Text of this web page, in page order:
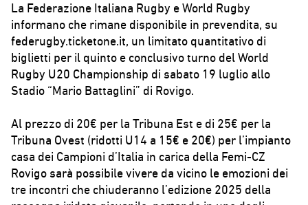
La Federazione Italiana Rugby e World Rugby
informano che rimane disponibile in prevendita, su
federugby.ticketone.it, un limitato quantitativo di
biglietti per il quinto e conclusivo turno del World
Rugby U20 Championship di sabato 19 luglio allo
Stadio “Mario Battaglini” di Rovigo.
Al prezzo di 20€ per la Tribuna Est e di 25€ per la
Tribuna Ovest (ridotti U14 a 15€ e 20€) per l’impianto
casa dei Campioni d’Italia in carica della Femi-CZ
Rovigo sarà possibile vivere da vicino le emozioni dei
tre incontri che chiuderanno l’edizione 2025 della